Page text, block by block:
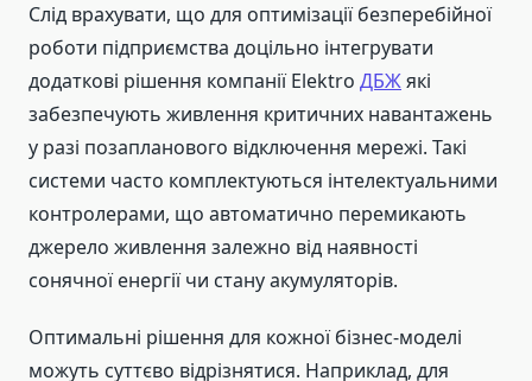
Слід врахувати, що для оптимізації безперебійної
роботи підприємства доцільно інтегрувати
додаткові рішення компанії Elektro ДБЖякі
забезпечують живлення критичних навантажень
у разі позапланового відключення мережі. Такі
системи часто комплектуються інтелектуальними
контролерами, що автоматично перемикають
джерело живлення залежно від наявності
сонячної енергії чи стану акумуляторів.
Оптимальні рішення для кожної бізнес-моделі
можуть суттєво відрізнятися. Наприклад, для